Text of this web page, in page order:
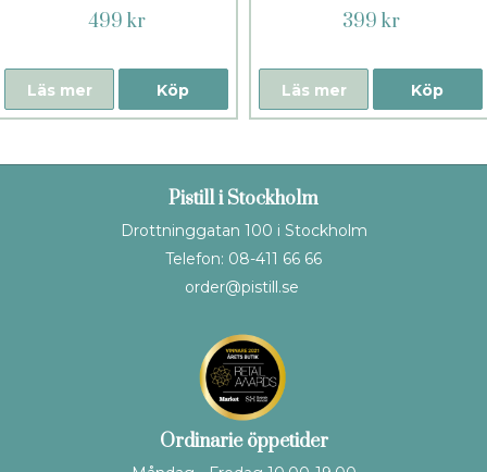
499 kr
Köp
Läs mer
399 kr
Köp
Läs mer
Pistill i Stockholm
Drottninggatan 100 i Stockholm
Telefon: 08-411 66 66
order@pistill.se
Ordinarie öppetider